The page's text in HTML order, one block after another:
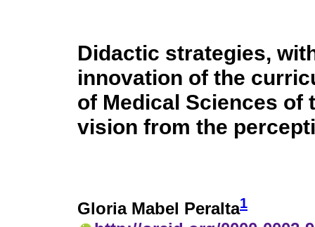
Didactic strategies,
innovation of the
of Medical Sciences of
vision from the
Gloria Mabel Peralta1